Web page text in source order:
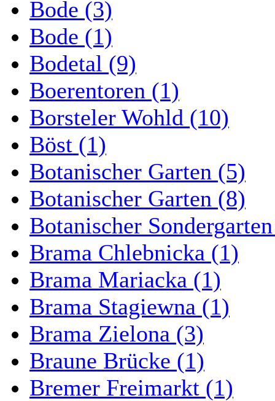
Bode (3)
Bode (1)
Bodetal (9)
Boerentoren (1)
Borsteler Wohld (10)
Böst (1)
Botanischer Garten (5)
Botanischer Garten (8)
Botanischer
Brama Chlebnicka (1)
Brama Mariacka (1)
Brama Stagiewna (1)
Brama Zielona (3)
Braune Brücke (1)
Bremer Freimarkt (1)